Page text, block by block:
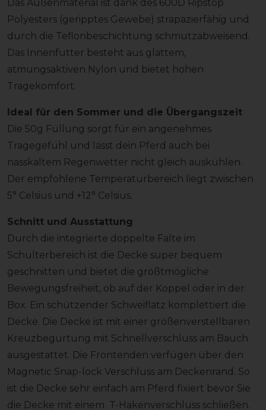
Das Außenmaterial ist dank des 600D Ripstop
Polyesters (geripptes Gewebe) strapazierfähig und
durch die Teflonbeschichtung schmutzabweisend.
Das Innenfutter besteht aus glattem,
atmungsaktiven Nylon und bietet hohen
Tragekomfort.
Ideal für den Sommer und die Übergangszeit
Die 50g Füllung sorgt für ein angenehmes
Tragegefühl und lässt dein Pferd auch bei
nasskaltem Regenwetter nicht gleich auskühlen.
Der empfohlene Temperaturbereich liegt zwischen
5° Celsius und +12° Celsius.
Schnitt und Ausstattung
Durch die integrierte doppelte Falte im
Schulterbereich ist die Decke super bequem
geschnitten und bietet die größtmögliche
Bewegungsfreiheit, ob auf der Koppel oder in der
Box. Ein schützender Schweiflatz komplettiert die
Decke. Die Decke ist mit einer größenverstellbaren
Kreuzbegurtung mit Schnellverschluss am Bauch
ausgestattet. Die Frontenden verfügen über den
Magnetic Snap-lock Verschluss am Deckenrand. So
ist die Decke sehr einfach am Pferd fixiert bevor Sie
die Decke mit einem T-Hakenverschluss schließen.